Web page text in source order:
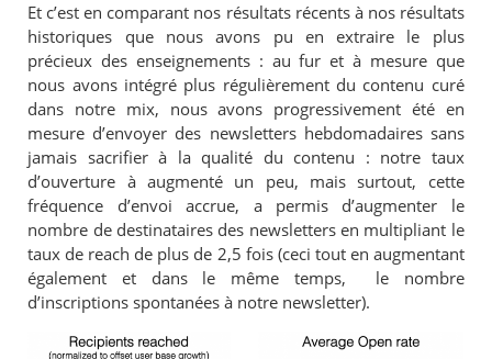
Et c’est en comparant nos résultats récents à nos résultats
historiques que nous avons pu en extraire le plus
précieux des enseignements : au fur et à mesure que
nous avons intégré plus régulièrement du contenu curé
dans notre mix, nous avons progressivement été en
mesure d’envoyer des newsletters hebdomadaires sans
jamais sacrifier à la qualité du contenu : notre taux
d’ouverture à augmenté un peu, mais surtout, cette
fréquence d’envoi accrue, a permis d’augmenter le
nombre de destinataires des newsletters en multipliant le
taux de reach de plus de 2,5 fois (ceci tout en augmentant
également et dans le même temps, le nombre
d’inscriptions spontanées à notre newsletter).